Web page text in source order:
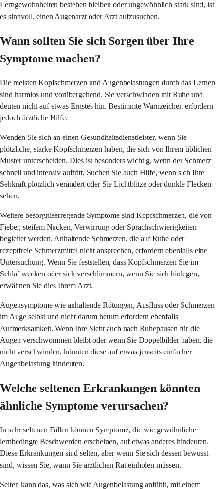
Lerngewohnheiten bestehen bleiben oder ungewöhnlich stark sind, ist
es sinnvoll, einen Augenarzt oder Arzt aufzusuchen.
Wann sollten Sie sich Sorgen über Ihre
Symptome machen?
Die meisten Kopfschmerzen und Augenbelastungen durch das Lernen
sind harmlos und vorübergehend. Sie verschwinden mit Ruhe und
deuten nicht auf etwas Ernstes hin. Bestimmte Warnzeichen erfordern
jedoch ärztliche Hilfe.
Wenden Sie sich an einen Gesundheitsdienstleister, wenn Sie
plötzliche, starke Kopfschmerzen haben, die sich von Ihrem üblichen
Muster unterscheiden. Dies ist besonders wichtig, wenn der Schmerz
schnell und intensiv auftritt. Suchen Sie auch Hilfe, wenn sich Ihre
Sehkraft plötzlich verändert oder Sie Lichtblitze oder dunkle Flecken
sehen.
Weitere besorgniserregende Symptome sind Kopfschmerzen, die von
Fieber, steifem Nacken, Verwirrung oder Sprachschwierigkeiten
begleitet werden. Anhaltende Schmerzen, die auf Ruhe oder
rezeptfreie Schmerzmittel nicht ansprechen, erfordern ebenfalls eine
Untersuchung. Wenn Sie feststellen, dass Kopfschmerzen Sie im
Schlaf wecken oder sich verschlimmern, wenn Sie sich hinlegen,
erwähnen Sie dies Ihrem Arzt.
Augensymptome wie anhaltende Rötungen, Ausfluss oder Schmerzen
im Auge selbst und nicht darum herum erfordern ebenfalls
Aufmerksamkeit. Wenn Ihre Sicht auch nach Ruhepausen für die
Augen verschwommen bleibt oder wenn Sie Doppelbilder haben, die
nicht verschwinden, könnten diese auf etwas jenseits einfacher
Augenbelastung hindeuten.
Welche seltenen Erkrankungen könnten
ähnliche Symptome verursachen?
In sehr seltenen Fällen können Symptome, die wie gewöhnliche
lernbedingte Beschwerden erscheinen, auf etwas anderes hindeuten.
Diese Erkrankungen sind selten, aber wenn Sie sich dessen bewusst
sind, wissen Sie, wann Sie ärztlichen Rat einholen müssen.
Selten kann das, was sich wie Augenbelastung anfühlt, mit einem